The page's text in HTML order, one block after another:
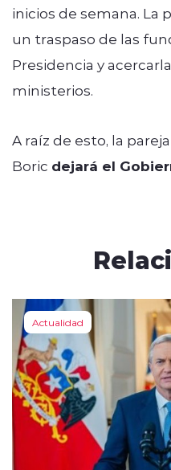
inicios de semana. La
un traspaso de las
Presidencia y
ministerios.
A raíz de esto, la
Boric dejará el
Actualidad